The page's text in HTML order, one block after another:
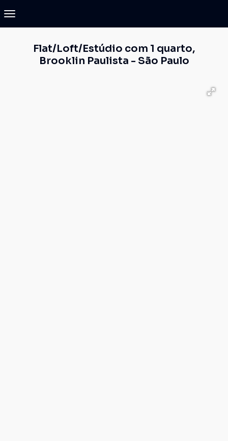
Flat/Loft/Estúdio com 1 quarto,
Brooklin Paulista - São Paulo